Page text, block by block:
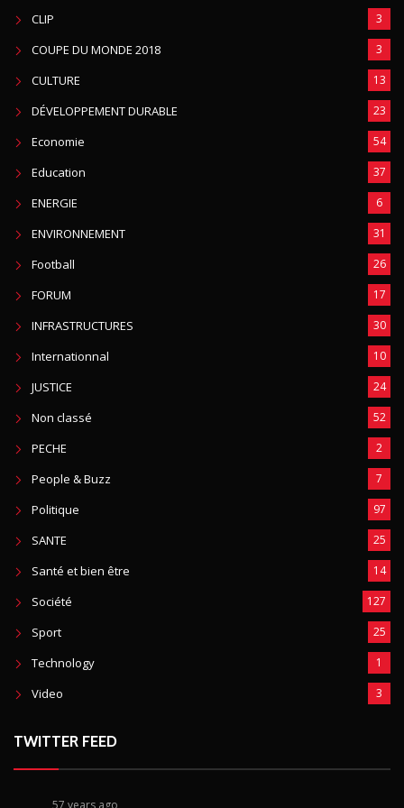
CLIP 3
COUPE DU MONDE 2018 3
CULTURE 13
DÉVELOPPEMENT DURABLE 23
Economie 54
Education 37
ENERGIE 6
ENVIRONNEMENT 31
Football 26
FORUM 17
INFRASTRUCTURES 30
Internationnal 10
JUSTICE 24
Non classé 52
PECHE 2
People & Buzz 7
Politique 97
SANTE 25
Santé et bien être 14
Société 127
Sport 25
Technology 1
Video 3
TWITTER FEED
57 years ago